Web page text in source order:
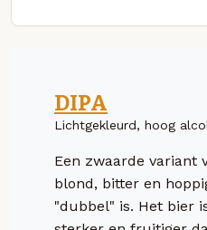
DIPA
Lichtgekleurd, hoog
Een zwaarde variant
blond, bitter en
"dubbel" is. Het bier